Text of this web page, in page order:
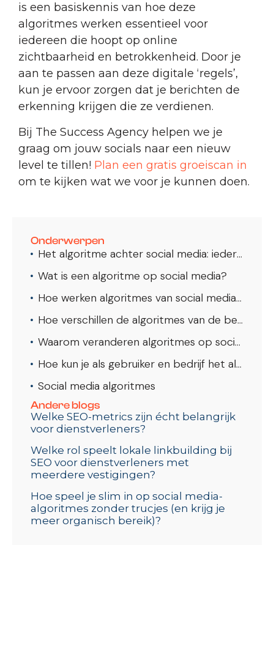
is een basiskennis van hoe deze
algoritmes werken essentieel voor
iedereen die hoopt op online
zichtbaarheid en betrokkenheid. Door je
aan te passen aan deze digitale ‘regels’,
kun je ervoor zorgen dat je berichten de
erkenning krijgen die ze verdienen.
Bij The Success Agency helpen we je
graag om jouw socials naar een nieuw
level te tillen! Plan een gratis groeiscan in
om te kijken wat we voor je kunnen doen.
Onderwerpen
Het algoritme achter social media: ieder platform uitgelegd
Wat is een algoritme op social media?
Hoe werken algoritmes van social media kanalen?
Hoe verschillen de algoritmes van de bekendste social media kanalen?
Waarom veranderen algoritmes op social media voortdurend?
Hoe kun je als gebruiker en bedrijf het algoritme in je voordeel gebruiken?
Social media algoritmes
Andere blogs
Welke SEO-metrics zijn écht belangrijk
voor dienstverleners?
Welke rol speelt lokale linkbuilding bij
SEO voor dienstverleners met
meerdere vestigingen?
Hoe speel je slim in op social media-
algoritmes zonder trucjes (en krijg je
meer organisch bereik)?